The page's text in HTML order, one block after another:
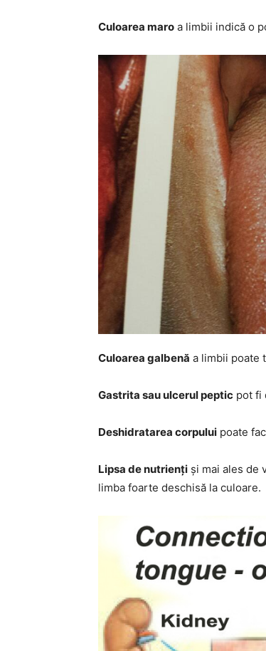
Culoarea maro a limbii indică o
Culoarea galbenă a limbii poate
Gastrita sau ulcerul peptic pot fi
Deshidratarea corpului poate
Lipsa de nutrienți și mai ales de
limba foarte deschisă la culoare.